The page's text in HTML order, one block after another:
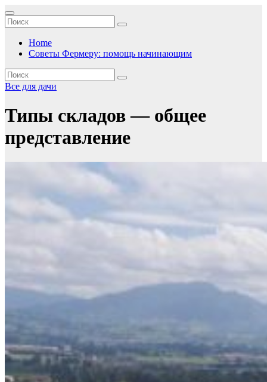
Перейти
к
содержимому
Home
Советы Фермеру: помощь начинающим
Все для дачи
Типы складов — общее
представление